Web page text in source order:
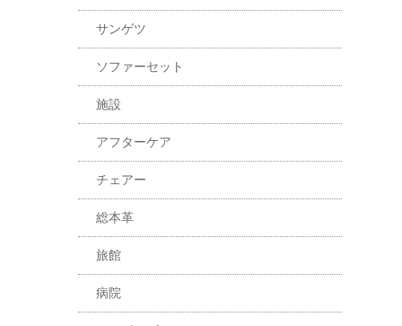
サンゲツ
ソファーセット
施設
アフターケア
チェアー
総本革
旅館
病院